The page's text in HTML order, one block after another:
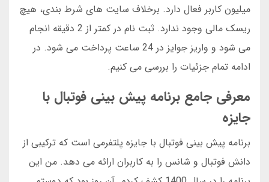
میلیون کاربر فعال دارد. برخلاف سایت های شرط بندی، هیچ
ریسک مالی وجود ندارد. ثبت نام در کمتر از 2 دقیقه انجام
می شود و واریز جوایز در 24 ساعت پرداخت می شود. در
ادامه تمام جزئیات را بررسی می کنیم.
معرفی جامع برنامه پیش بینی فوتبال با
جایزه
برنامه پیش بینی فوتبال با جایزه پلتفرمی است که ترکیبی از
دانش فوتبال و شانس را به کاربران ارائه می دهد. من این